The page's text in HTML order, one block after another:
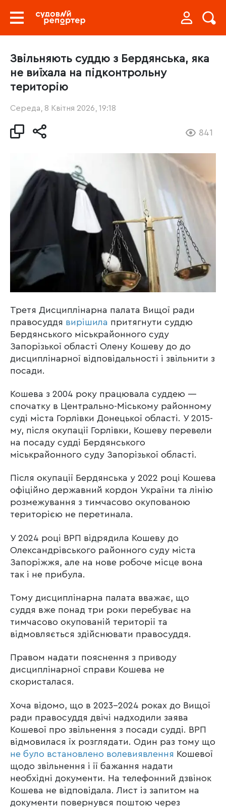
Звільняють суддю з Бердянська, яка
не виїхала на підконтрольну
територію
Середа, 8 Квітня 2026, 19:18
841
Третя Дисциплінарна палата Вищої ради
правосуддя вирішила притягнути суддю
Бердянського міськрайонного суду
Запорізької області Олену Кошеву до до
дисциплінарної відповідальності і звільнити з
посади.
Кошева з 2004 року працювала суддею —
спочатку в Центрально-Міському районному
суді міста Горлівки Донецької області. У 2015-
му, після окупації Горлівки, Кошеву перевели
на посаду судді Бердянського
міськрайонного суду Запорізької області.
Після окупації Бердянська у 2022 році Кошева
офіційно державний кордон України та лінію
розмежування з тимчасово окупованою
територією не перетинала.
У 2024 році ВРП відрядила Кошеву до
Олександрівського районного суду міста
Запоріжжя, але на нове робоче місце вона
так і не прибула.
Тому дисциплінарна палата вважає, що
суддя вже понад три роки перебуває на
тимчасово окупованій території та
відмовляється здійснювати правосуддя.
Правом надати пояснення з приводу
дисциплінарної справи Кошева не
скористалася.
Хоча відомо, що в 2023-2024 роках до Вищої
ради правосуддя двічі надходили заява
Кошевої про звільнення з посади судді. ВРП
відмовилася їх розглядати. Один раз тому що
не було встановлено волевиявлення Кошевої
щодо звільнення і її бажання надати
необхідні документи. На телефонний дзвінок
Кошева не відповідала. Лист із запитом на
документи повернувся поштою через